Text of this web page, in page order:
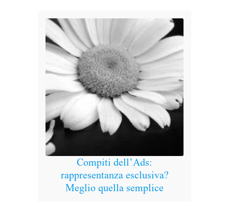
Compiti dell’Ads:
rappresentanza esclusiva?
Meglio quella semplice